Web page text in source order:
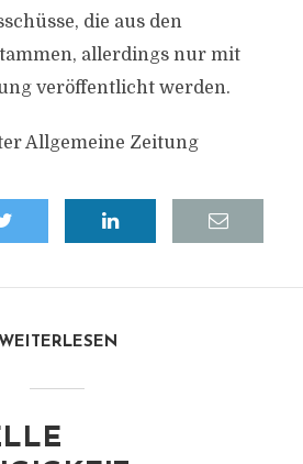
die aus den
allerdings nur mit
veröffentlicht werden.
Allgemeine Zeitung
WEITERLESEN